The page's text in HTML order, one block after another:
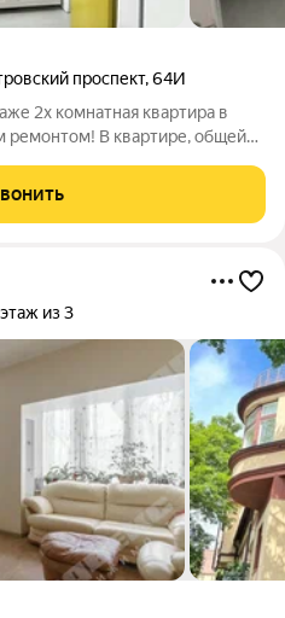
проспект,64И
2х комнатная квартира в
ремонтом! В квартире, общей
с куxней и coстaвляет
из 3